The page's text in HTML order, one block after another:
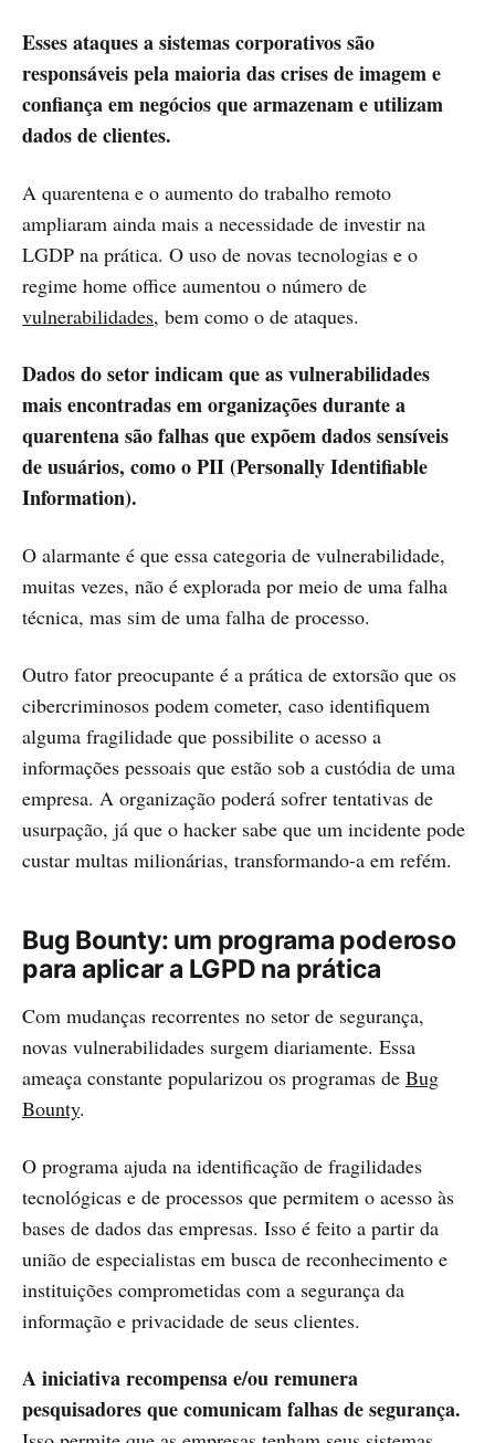
Esses ataques a sistemas corporativos são
responsáveis pela maioria das crises de imagem e
confiança em negócios que armazenam e utilizam
dados de clientes.
A quarentena e o aumento do trabalho remoto
ampliaram ainda mais a necessidade de investir na
LGDP na prática. O uso de novas tecnologias e o
regime home office aumentou o número de
vulnerabilidades, bem como o de ataques.
Dados do setor indicam que as vulnerabilidades
mais encontradas em organizações durante a
quarentena são falhas que expõem dados sensíveis
de usuários, como o PII (Personally Identifiable
Information).
O alarmante é que essa categoria de vulnerabilidade,
muitas vezes, não é explorada por meio de uma falha
técnica, mas sim de uma falha de processo.
Outro fator preocupante é a prática de extorsão que os
cibercriminosos podem cometer, caso identifiquem
alguma fragilidade que possibilite o acesso a
informações pessoais que estão sob a custódia de uma
empresa. A organização poderá sofrer tentativas de
usurpação, já que o hacker sabe que um incidente pode
custar multas milionárias, transformando-a em refém.
Bug Bounty: um programa poderoso
para aplicar a LGPD na prática
Com mudanças recorrentes no setor de segurança,
novas vulnerabilidades surgem diariamente. Essa
ameaça constante popularizou os programas de Bug
Bounty.
O programa ajuda na identificação de fragilidades
tecnológicas e de processos que permitem o acesso às
bases de dados das empresas. Isso é feito a partir da
união de especialistas em busca de reconhecimento e
instituições comprometidas com a segurança da
informação e privacidade de seus clientes.
A iniciativa recompensa e/ou remunera
pesquisadores que comunicam falhas de segurança.